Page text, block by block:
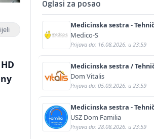
Oglasi za posao
Medicinska sestra -
Medico-S
Prijava do: 16.08.2026. u 23:59
Medicinska sestra /
Njegovatelj (m/ž)
Dom Vitalis
Prijava do: 05.09.2026. u 23:59
Medicinska sestra -
USZ Dom Familia
Prijava do: 28.08.2026. u 23:59